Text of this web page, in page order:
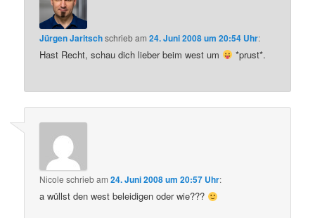
Jürgen Jaritschschriebam24. Juni 2008 um 20:54 Uhr:
Hast Recht, schau dich lieber beim west um *prust*.
Nicole schriebam24. Juni 2008 um 20:57 Uhr:
a wüllst den west beleidigen oder wie???